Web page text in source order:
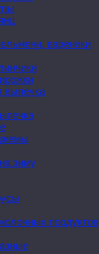
вареники
выпечка
зиму
продуктов